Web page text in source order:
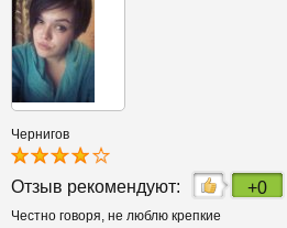
Чернигов
Отзыв рекомендуют: +0
Честно говоря, не люблю крепкие